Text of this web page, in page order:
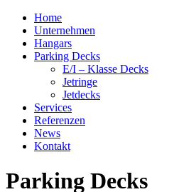
Home
Unternehmen
Hangars
Parking Decks
E/I – Klasse Decks
Jetringe
Jetdecks
Services
Referenzen
News
Kontakt
Parking Decks